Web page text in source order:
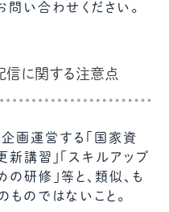
い合わせください。
信に関する注意点
画運営する「国家資
新講習」「スキルアップ
研修」等と、類似、も
ものではないこと。